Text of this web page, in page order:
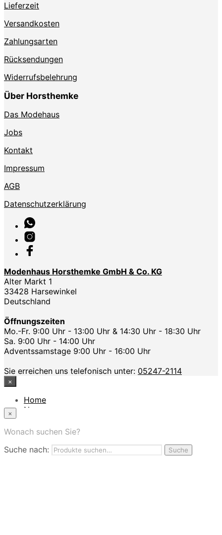
Lieferzeit
Versandkosten
Zahlungsarten
Rücksendungen
Widerrufsbelehrung
Über Horsthemke
Das Modehaus
Jobs
Kontakt
Impressum
AGB
Datenschutzerklärung
Modenhaus Horsthemke GmbH & Co. KG
Alter Markt 1
33428 Harsewinkel
Deutschland
Öffnungszeiten
Mo.-Fr. 9:00 Uhr - 13:00 Uhr & 14:30 Uhr - 18:30 Uhr
Sa. 9:00 Uhr - 14:00 Uhr
Adventssamstage 9:00 Uhr - 16:00 Uhr
Sie erreichen uns telefonisch unter: 05247-2114
×
Home
News
App
Nutzungbedingungen
×
Wonach suchen Sie?
Suche nach:
Suche